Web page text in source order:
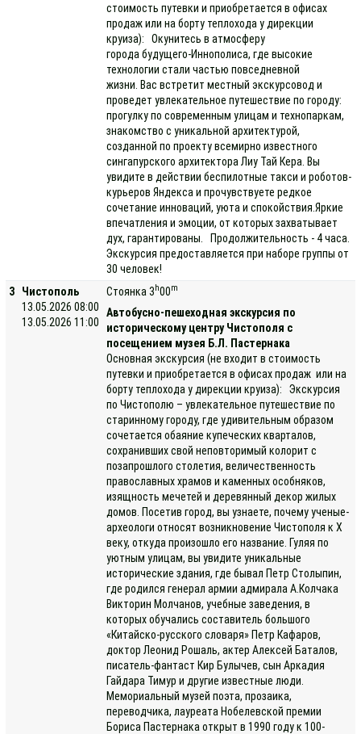
стоимость путевки и приобретается в офисах
продаж или на борту теплохода у дирекции
круиза): Окунитесь в атмосферу
города будущего-Иннополиса, где высокие
технологии стали частью повседневной
жизни. Вас встретит местный экскурсовод и
проведет увлекательное путешествие по городу:
прогулку по современным улицам и технопаркам,
знакомство с уникальной архитектурой,
созданной по проекту всемирно известного
сингапурского архитектора Лиу Тай Кера. Вы
увидите в действии беспилотные такси и роботов-
курьеров Яндекса и прочувствуете редкое
сочетание инноваций, уюта и спокойствия.Яркие
впечатления и эмоции, от которых захватывает
дух, гарантированы. Продолжительность - 4 часа.
Экскурсия предоставляется при наборе группы от
30 человек!
3
Чистополь
13.05.2026 08:00
13.05.2026 11:00
Стоянка 3 h00m
Автобусно-пешеходная экскурсия по
историческому центру Чистополя с
посещением музея Б.Л. Пастернака
Основная экскурсия (не входит в стоимость
путевки и приобретается в офисах продаж или на
борту теплохода у дирекции круиза): Экскурсия
по Чистополю – увлекательное путешествие по
старинному городу, где удивительным образом
сочетается обаяние купеческих кварталов,
сохранивших свой неповторимый колорит с
позапрошлого столетия, величественность
православных храмов и каменных особняков,
изящность мечетей и деревянный декор жилых
домов. Посетив город, вы узнаете, почему ученые-
археологи относят возникновение Чистополя к Х
веку, откуда произошло его название. Гуляя по
уютным улицам, вы увидите уникальные
исторические здания, где бывал Петр Столыпин,
где родился генерал армии адмирала А.Колчака
Викторин Молчанов, учебные заведения, в
которых обучались составитель большого
«Китайско-русского словаря» Петр Кафаров,
доктор Леонид Рошаль, актер Алексей Баталов,
писатель-фантаст Кир Булычев, сын Аркадия
Гайдара Тимур и другие известные люди.
Мемориальный музей поэта, прозаика,
переводчика, лауреата Нобелевской премии
Бориса Пастернака открыт в 1990 году к 100-